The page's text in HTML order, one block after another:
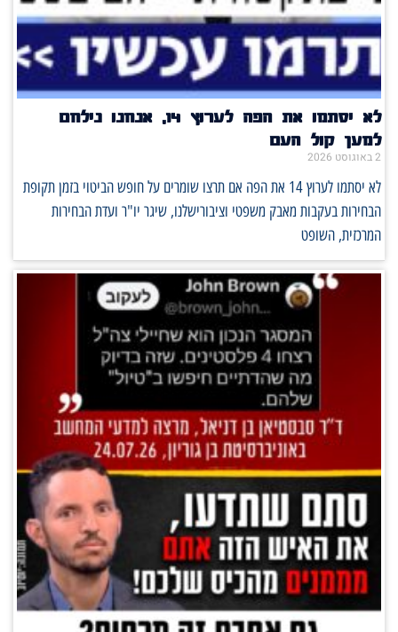
לא יסתמו את הפה לערוץ 14, אנחנו נילחם
למען קול העם
2 באוגוסט 2026
לא יסתמו לערוץ 14 את הפה אם תרצו שומרים על חופש הביטוי בזמן תקופת
הבחירות בעקבות מאבק משפטי וציבורישלנו, שיגר יו"ר ועדת הבחירות
המרכזית, השופט